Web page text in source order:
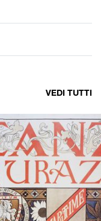
VEDI TUTTI